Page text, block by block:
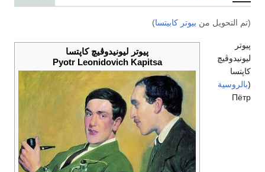
(تم التحويل من بيوتر كابيتسا)
پيوتر ليونيدوڤيچ كاپتسا
Pyotr Leonidovich Kapitsa
پيوتر
ليونيدوڤيچ
كاپتسا
(بالروسية
Пётр